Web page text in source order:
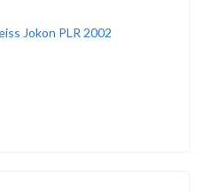
Jokon PLR 2002